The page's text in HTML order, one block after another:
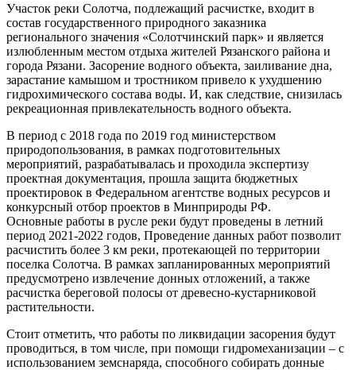
Участок реки Солотча, подлежащий расчистке, входит в
состав государственного природного заказника
регионального значения «Солотчинский парк» и является
излюбленным местом отдыха жителей Рязанского района и
города Рязани. Засорение водного объекта, заиливание дна,
зарастание камышом и тростником привело к ухудшению
гидрохимического состава воды. И, как следствие, снизилась
рекреационная привлекательность водного объекта.
В период с 2018 года по 2019 год министерством
природопользования, в рамках подготовительных
мероприятий, разрабатывалась и проходила экспертизу
проектная документация, прошла защита бюджетных
проектировок в Федеральном агентстве водных ресурсов и
конкурсный отбор проектов в Минприроды РФ.
Основные работы в русле реки будут проведены в летний
период 2021-2022 годов, Проведение данных работ позволит
расчистить более 3 км реки, протекающей по территории
поселка Солотча. В рамках запланированных мероприятий
предусмотрено извлечение донных отложений, а также
расчистка береговой полосы от древесно-кустарниковой
растительности.
Стоит отметить, что работы по ликвидации засорения будут
проводиться, в том числе, при помощи гидромеханизации – с
использованием земснаряда, способного собирать донные